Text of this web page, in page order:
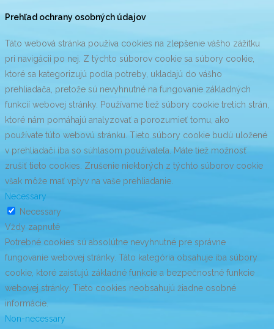
Prehľad ochrany osobných údajov
Táto webová stránka používa cookies na zlepšenie vášho zážitku
pri navigácii po nej. Z týchto súborov cookie sa súbory cookie,
ktoré sa kategorizujú podľa potreby, ukladajú do vášho
prehliadača, pretože sú nevyhnutné na fungovanie základných
funkcií webovej stránky. Používame tiež súbory cookie tretích strán,
ktoré nám pomáhajú analyzovať a porozumieť tomu, ako
používate túto webovú stránku. Tieto súbory cookie budú uložené
v prehliadači iba so súhlasom používateľa. Máte tiež možnosť
zrušiť tieto cookies. Zrušenie niektorých z týchto súborov cookie
však môže mať vplyv na vaše prehliadanie.
Necessary
Necessary
Vždy zapnuté
Potrebné cookies sú absolútne nevyhnutné pre správne
fungovanie webovej stránky. Táto kategória obsahuje iba súbory
cookie, ktoré zaisťujú základné funkcie a bezpečnostné funkcie
webovej stránky. Tieto cookies neobsahujú žiadne osobné
informácie.
Non-necessary